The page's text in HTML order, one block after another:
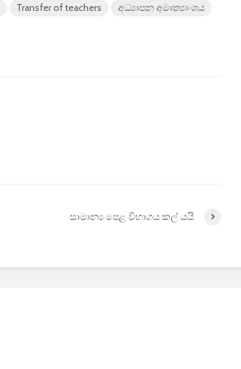
Transfer of teachers
අධ්‍යාපන අමාත්‍යාංශය
සාමාන්‍ය පෙළ විභාගය කල් යයි